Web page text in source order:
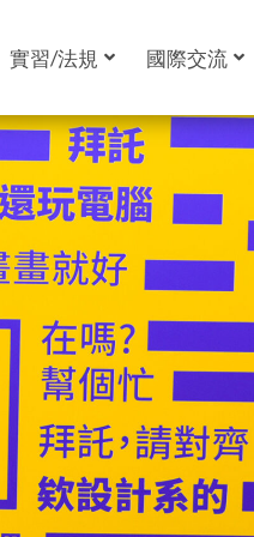
實習/法規 國際交流